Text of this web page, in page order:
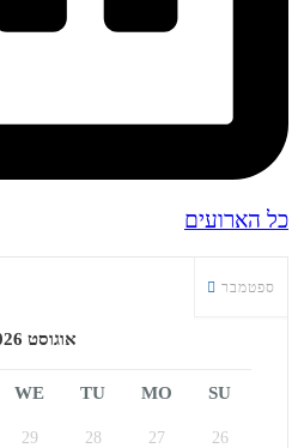
כל הארועים
אוגוסט 2026
ספטמבר
SU
MO
TU
WE
26
27
28
29